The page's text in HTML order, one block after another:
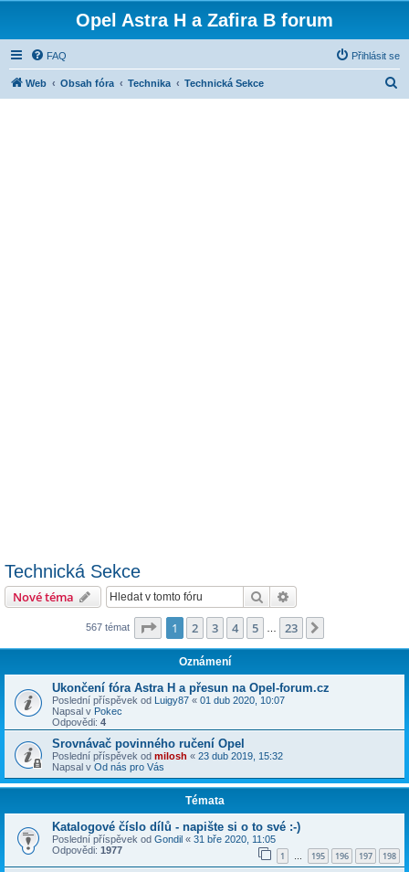
Opel Astra H a Zafira B forum
FAQ Přihlásit se
Web Obsah fóra Technika Technická Sekce
Technická Sekce
Nové téma Hledat
567 témat Stránka z 23
1 2 3 4 5 23
Oznámení
Ukončení fóra Astra H a přesun na Opel-forum.cz
Poslední příspěvek od Luigy87 « 01 dub 2020, 10:07
Napsal v Pokec
Odpovědi: 4
Srovnávač povinného ručení Opel
Poslední příspěvek od milosh « 23 dub 2019, 15:32
Napsal v Od nás pro Vás
Témata
Katalogové číslo dílů - napište si o to své :-)
Poslední příspěvek od Gondil « 31 bře 2020, 11:05
Odpovědi: 1977 1 … 195 196 197 198